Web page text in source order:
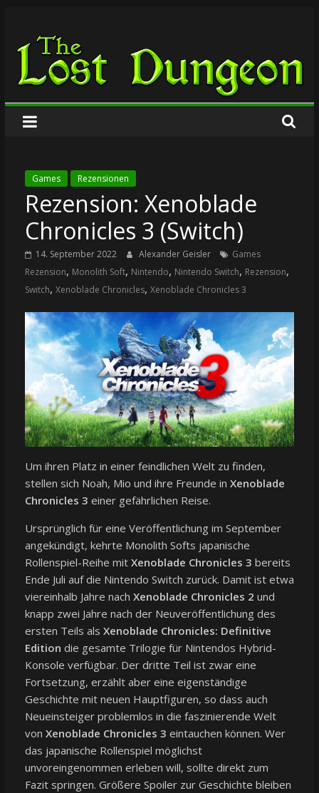
springen
The
Lost
Dungeon
Games Rezensionen
Rezension: Xenoblade
Chronicles 3 (Switch)
14. September 2022 Alexander Geisler
Games
Rezension, Monolith Soft, Nintendo, Nintendo Switch, Rezension,
Switch, Xenoblade Chronicles, Xenoblade Chronicles 3
Um ihren Platz in einer feindlichen Welt zu finden,
stellen sich Noah, Mio und ihre Freunde in Xenoblade
Chronicles 3 einer gefährlichen Reise.
Ursprünglich für eine Veröffentlichung im September
angekündigt, kehrte Monolith Softs japanische
Rollenspiel-Reihe mit Xenoblade Chronicles 3 bereits
Ende Juli auf die Nintendo Switch zurück. Damit ist etwa
viereinhalb Jahre nach Xenoblade Chronicles 2 und
knapp zwei Jahre nach der Neuveröffentlichung des
ersten Teils als Xenoblade Chronicles: Definitive
Edition die gesamte Trilogie für Nintendos Hybrid-
Konsole verfügbar. Der dritte Teil ist zwar eine
Fortsetzung, erzählt aber eine eigenständige
Geschichte mit neuen Hauptfiguren, so dass auch
Neueinsteiger problemlos in die faszinierende Welt
von Xenoblade Chronicles 3 eintauchen können. Wer
das japanische Rollenspiel möglichst
unvoreingenommen erleben will, sollte direkt zum
Fazit springen. Größere Spoiler zur Geschichte bleiben